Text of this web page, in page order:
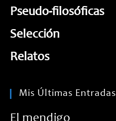
Pseudo-filosóficas
Selección
Relatos
Mis Últimas Entradas